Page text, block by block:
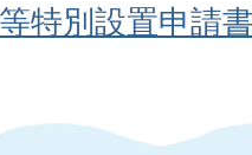
特別設置申請